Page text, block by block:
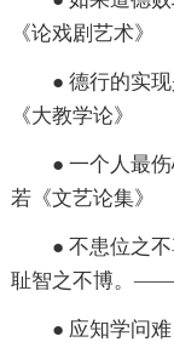
《论戏剧艺术》
● 德行的实
《大教学论》
● 一个人最
若《文艺论集》
● 不患位之
耻智之不博。
● 应知学问